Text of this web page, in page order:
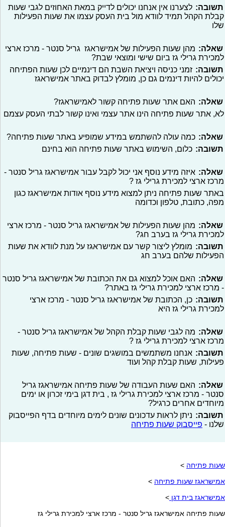
תשובה: לצערנו אין אנחנו יכולים לדייק במאת האחוזים לגבי שעות
קבלת הקהל תמיד לוודא מול בית העסק עצמו את שעות הפעילות
שלו
שאלה: מהן שעות הפעילות של אמישראגז גריל סנטר - מרכז ארצי
למכירת גרילי גז ביום שישי ומוצאי שבת?
תשובה: זמני כניסה ויציאת השבת הם דינמיים לכן שעות הפתיחה
יכולים להיות דינמים גם כן, מומלץ לבדוק באתר אמישראגז
שאלה: האם אתר שעות פתיחה קשור לאמישראגז?
לא, אתר שעות פתיחה הינו אתר עצמי ואינו קשור לבתי העסק עצמם
שאלה: כמה עולה להשתמש במידע שמופיע באתר שעות פתיחה?
תשובה: כלום, השימוש באתר שעות פתיחה הוא בחינם
שאלה: איזה מידע נוסף אני יכול לקבל עבור אמישראגז גריל סנטר -
מרכז ארצי למכירת גרילי גז ?
באתר שעות פתיחה ניתן למצוא מידע נוסף אודות אמישראגז כגון
מפה, כתובת, טלפון וכדומה
שאלה: מהן שעות הפעילות של אמישראגז גריל סנטר - מרכז ארצי
למכירת גרילי גז בערב חג?
תשובה: מומלץ ליצור קשר עם אמישראגז על מנת לוודא את שעות
הפעילות שלהם בערב חג
שאלה: האם אוכל למצוא גם את הכתובת של אמישראגז גריל סנטר
- מרכז ארצי למכירת גרילי גז באתר?
תשובה: כן, הכתובת של אמישראגז גריל סנטר - מרכז ארצי
למכירת גרילי גז היא
שאלה: מה לגבי שעות קבלת הקהל של אמישראגז גריל סנטר -
מרכז ארצי למכירת גרילי גז ?
תשובה: אנחנו משתמשים במושגים שונים - שעות פתיחה, שעות
פעילות, שעות קבלת קהל ועוד
שאלה: האם שעות העבודה של שעות פתיחה אמישראגז גריל
סנטר - מרכז ארצי למכירת גרילי גז , בית דגן בימי זכרון או ימים
מיוחדים אחרים כרגיל?
תשובה: ניתן לראות עדכונים שונים לימים מיוחדים בדף הפייסבוק
שלנו - פייסבוק שעות פתיחה
שעות פתיחה >
אמישראגז שעות פתיחה >
אמישראגז בית דגן >
שעות פתיחה אמישראגז גריל סנטר - מרכז ארצי למכירת גרילי גז